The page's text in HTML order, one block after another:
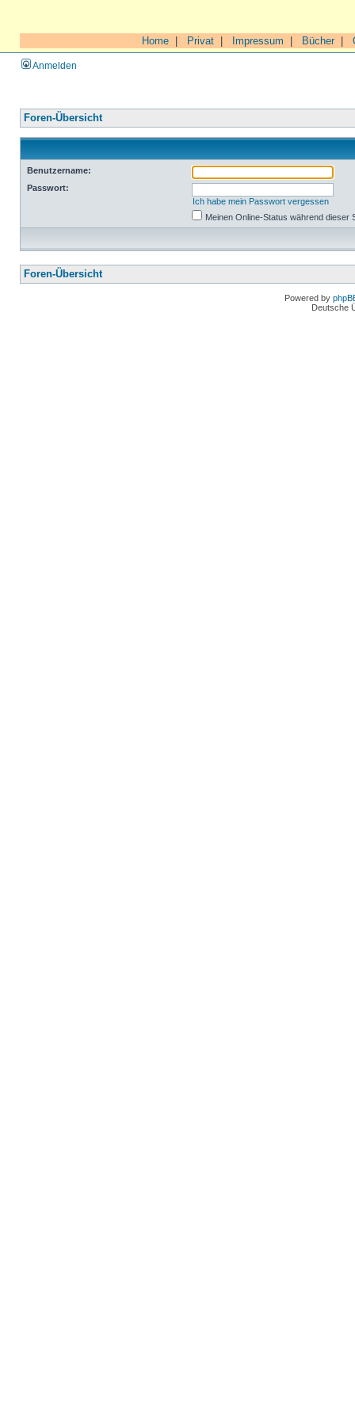
Home Privat Impressum Bücher|
Anmelden
Foren-Übersicht
Benutzername:
Passwort:
Ich habe mein Passwort vergessen
Meinen Online-Status während dieser
Foren-Übersicht
Powered by
Deutsche